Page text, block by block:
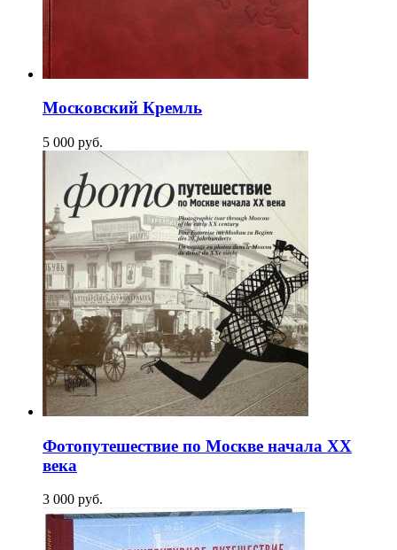
Московский Кремль
5 000 pуб.
Фотопутешествие по Москве начала XX
века
3 000 pуб.